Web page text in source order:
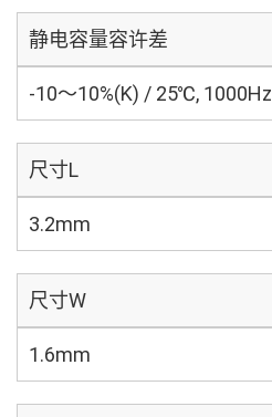
静电容量容许差
-10～10%(K) / 25℃, 1000Hz
尺寸L
3.2mm
尺寸W
1.6mm